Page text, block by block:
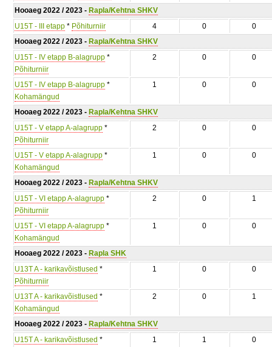
Hooaeg 2022 / 2023 - Rapla/Kehtna SHKV
U15T - III etapp * Põhiturniir 4 0
0
Hooaeg 2022 / 2023 - Rapla/Kehtna SHKV
U15T - IV etapp B-alagrupp *
Põhiturniir
2 0 0
U15T - IV etapp B-alagrupp *
Kohamängud
1 0 0
Hooaeg 2022 / 2023 - Rapla/Kehtna SHKV
U15T - V etapp A-alagrupp *
Põhiturniir
2 0 0
U15T - V etapp A-alagrupp *
Kohamängud
1 0 0
Hooaeg 2022 / 2023 - Rapla/Kehtna SHKV
U15T - VI etapp A-alagrupp *
Põhiturniir
2 0 1
U15T - VI etapp A-alagrupp *
Kohamängud
1 0 0
Hooaeg 2022 / 2023 - Rapla SHK
U13T A - karikavõistlused *
Põhiturniir
1 0 0
U13T A - karikavõistlused *
Kohamängud
2 0 1
Hooaeg 2022 / 2023 - Rapla/Kehtna SHKV
U15T A - karikavõistlused *
1 1 0